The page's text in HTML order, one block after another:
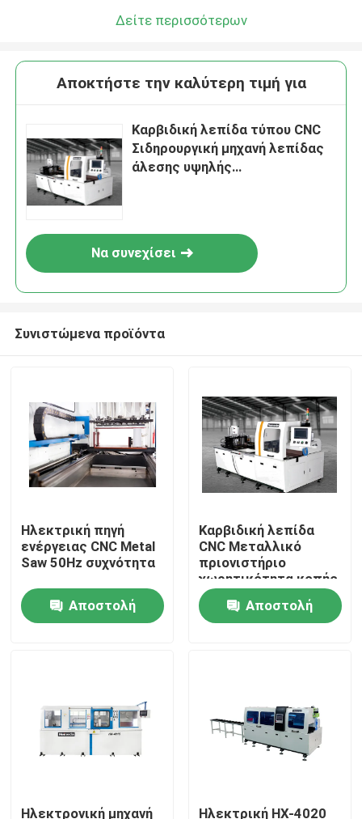
Σπίτι
Περίπου εμείς
Δείτε περισσότερων
Αποκτήστε την καλύτερη τιμή για
Καρβιδική λεπίδα τύπου CNC
Σιδηρουργική μηχανή λεπίδας
άλεσης υψηλής
Να συνεχίσει
Συνιστώμενα προϊόντα
Ηλεκτρική πηγή
ενέργειας CNC Metal
Saw 50Hz συχνότητα
Αποστολή
Καρβιδική λεπίδα
CNC Μεταλλικό
πριονιστήριο
χωρητικότητα κοπής
90 βαθμούς 4 ίντσες
υψηλή ταχύτητα
κοπής
Αποστολή
Ηλεκτρονική μηχανή
Ηλεκτρική HX-4020